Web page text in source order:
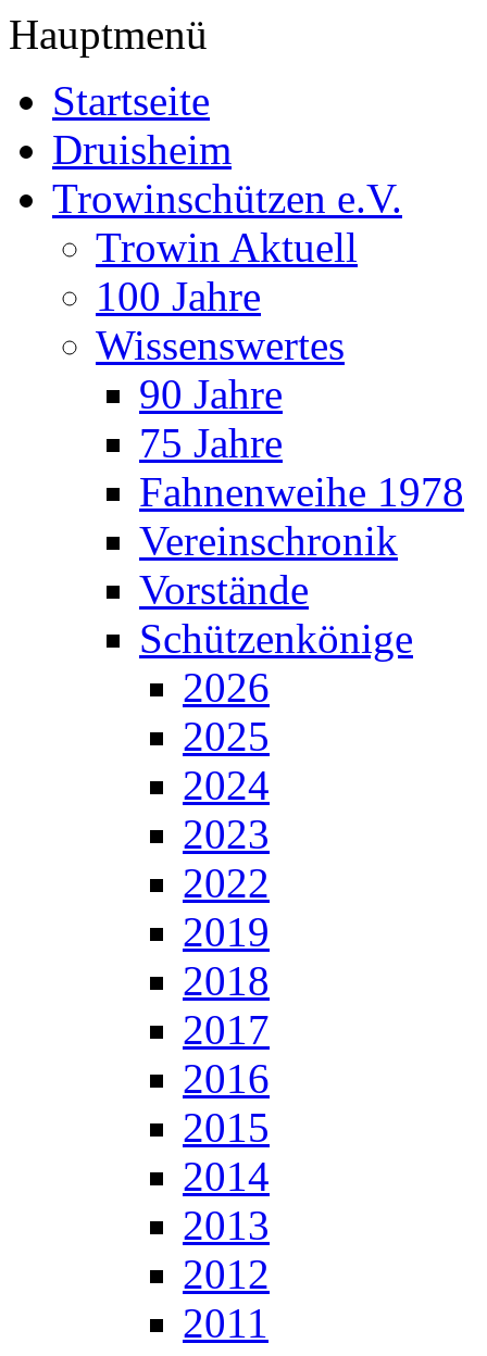
Hauptmenü
Startseite
Druisheim
Trowinschützen e.V.
Trowin Aktuell
100 Jahre
Wissenswertes
90 Jahre
75 Jahre
Fahnenweihe 1978
Vereinschronik
Vorstände
Schützenkönige
2026
2025
2024
2023
2022
2019
2018
2017
2016
2015
2014
2013
2012
2011